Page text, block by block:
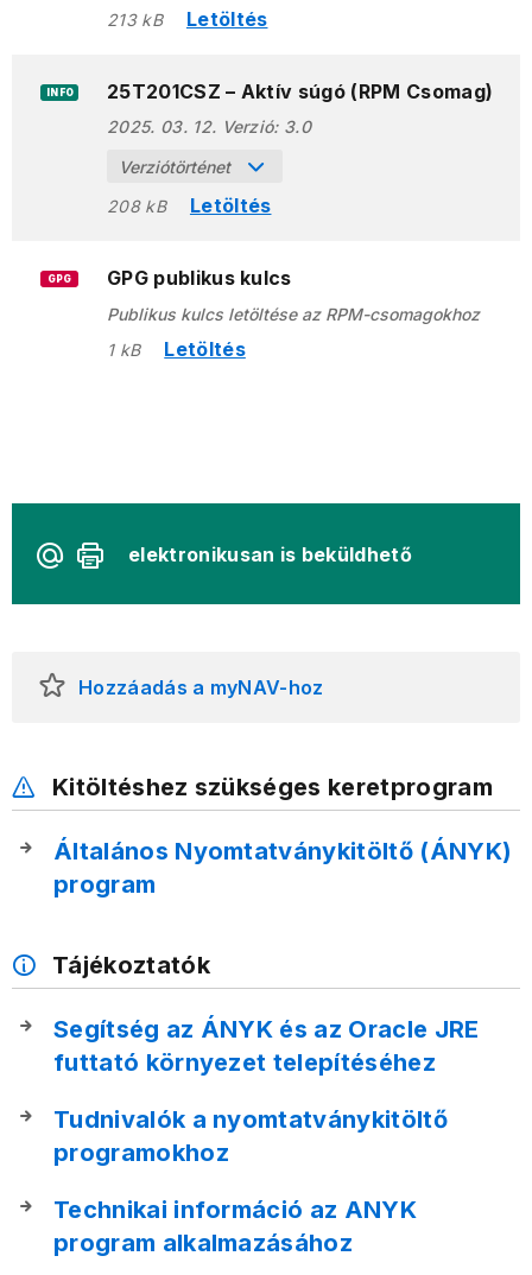
213 kB
Letöltés
INFO 25T201CSZ – Aktív súgó (RPM Csomag)
2025. 03. 12. Verzió: 3.0
Verziótörténet
208 kB
Letöltés
GPG GPG publikus kulcs
Publikus kulcs letöltése az RPM-csomagokhoz
1 kB
Letöltés
elektronikusan is beküldhető
Hozzáadás a myNAV-hoz
Kitöltéshez szükséges keretprogram
Általános Nyomtatványkitöltő (ÁNYK)
program
Tájékoztatók
Segítség az ÁNYK és az Oracle JRE
futtató környezet telepítéséhez
Tudnivalók a nyomtatványkitöltő
programokhoz
Technikai információ az ANYK
program alkalmazásához